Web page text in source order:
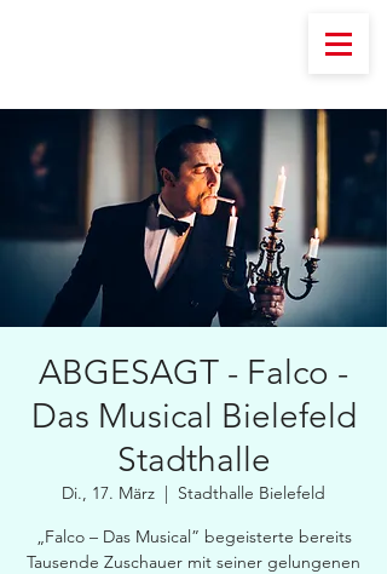
ABGESAGT - Falco -
Das Musical Bielefeld
Stadthalle
Di., 17. März
  |
Stadthalle Bielefeld
„Falco – Das Musical” begeisterte bereits
Tausende Zuschauer mit seiner gelungenen